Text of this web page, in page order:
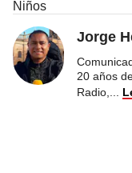
Niños
Jorge
20 años
Radio,